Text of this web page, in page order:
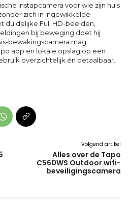
instapcamera voor wie zijn huis
zich in ingewikkelde
duidelijke Full HD-beelden,
bij beweging doet hij
bewakingscamera mag
app en lokale opslag op een
overzichtelijk én betaalbaar.
Volgend artikel
Alles over de Tapo
C560WS Outdoor wifi-
beveiligingscamera